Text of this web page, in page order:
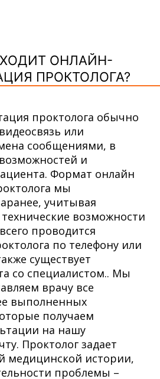
ОНЛАЙН-
ПРОКТОЛОГА?
проктолога обычно
или
сообщениями, в
и
Формат онлайн
мы
учитывая
возможности
проводится
по телефону или
существует
со специалистом.. Мы
врачу все
выполненных
получаем
на нашу
Проктолог задает
медицинской истории,
проблемы –